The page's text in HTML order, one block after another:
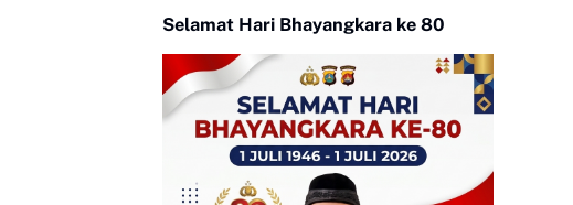
Selamat Hari Bhayangkara ke 80